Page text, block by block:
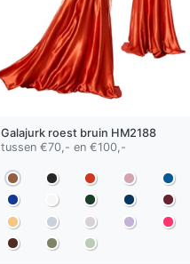
Galajurk roest bruin HM2188
tussen €70,- en €100,-